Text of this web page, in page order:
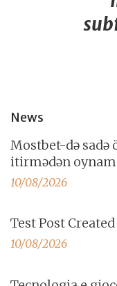
News
Mostbet-də sadə
itirmədən
10/08/2026
Test Post Created
10/08/2026